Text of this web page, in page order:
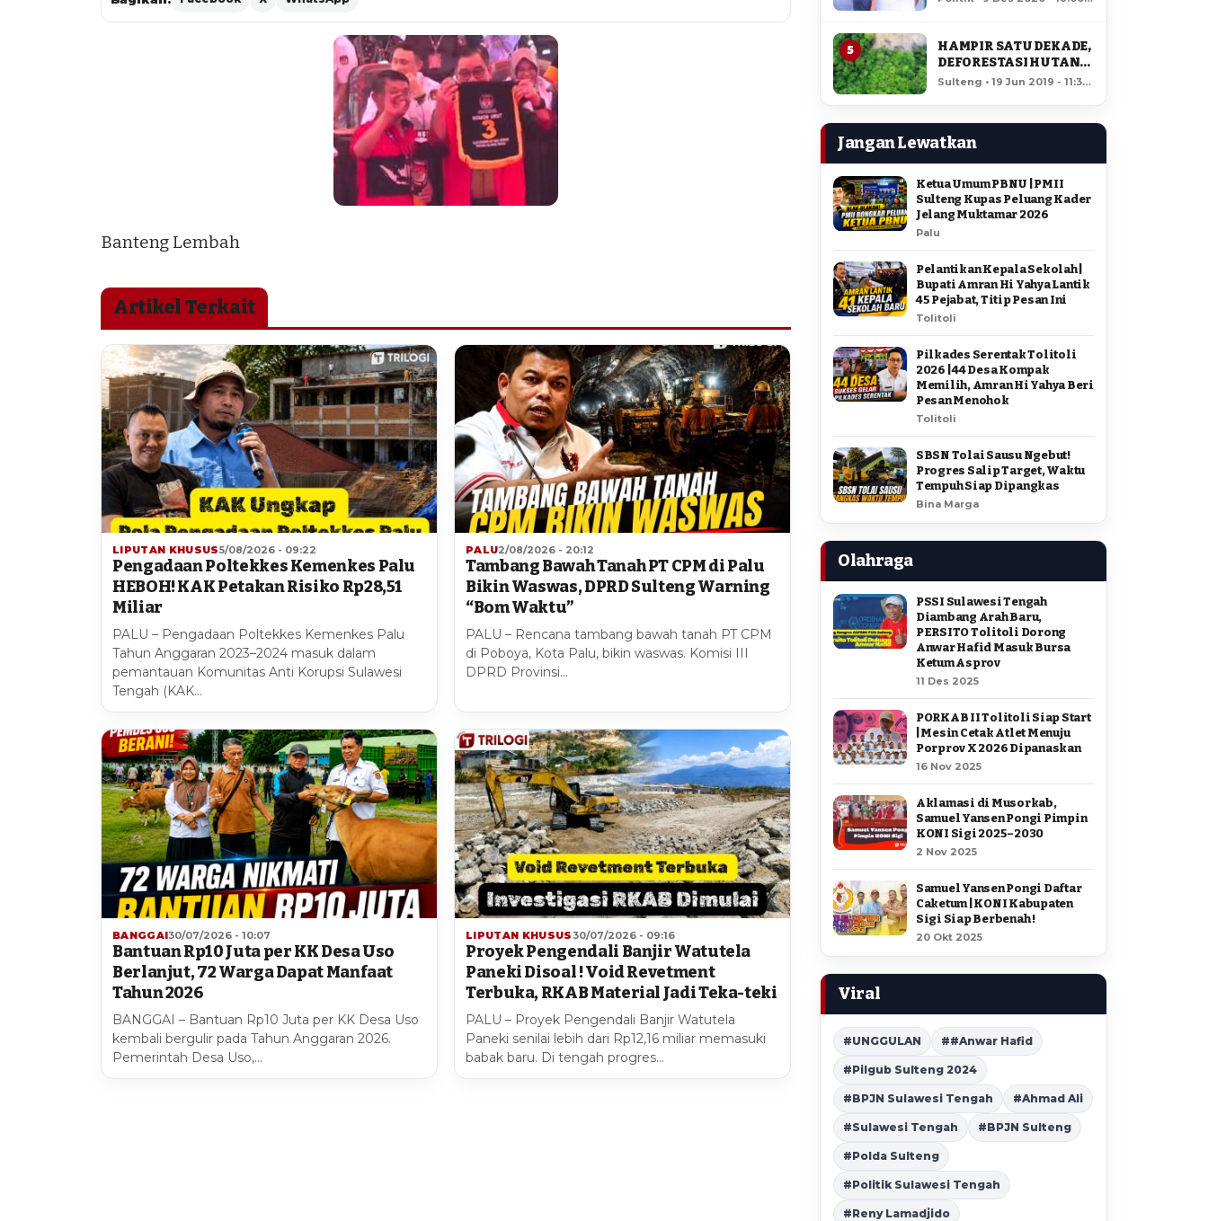
Banteng Lembah
Artikel Terkait
LIPUTAN KHUSUS5/08/2026 - 09:22
Pengadaan Poltekkes Kemenkes Palu
HEBOH! KAK Petakan Risiko Rp28,51
Miliar
PALU – Pengadaan Poltekkes Kemenkes Palu
Tahun Anggaran 2023–2024 masuk dalam
pemantauan Komunitas Anti Korupsi Sulawesi
Tengah (KAK…
PALU2/08/2026 - 20:12
Tambang Bawah Tanah PT CPM di Palu
Bikin Waswas, DPRD Sulteng Warning
“Bom Waktu”
PALU – Rencana tambang bawah tanah PT CPM
di Poboya, Kota Palu, bikin waswas. Komisi III
DPRD Provinsi…
BANGGAI30/07/2026 - 10:07
Bantuan Rp10 Juta per KK Desa Uso
Berlanjut, 72 Warga Dapat Manfaat
Tahun 2026
BANGGAI – Bantuan Rp10 Juta per KK Desa Uso
kembali bergulir pada Tahun Anggaran 2026.
Pemerintah Desa Uso,…
LIPUTAN KHUSUS 30/07/2026 - 09:16
Proyek Pengendali Banjir Watutela
Paneki Disoal ! Void Revetment
Terbuka, RKAB Material Jadi Teka-teki
PALU – Proyek Pengendali Banjir Watutela
Paneki senilai lebih dari Rp12,16 miliar memasuki
babak baru. Di tengah progres…
5
HAMPIR SATU DEKADE,
DEFORESTASI HUTAN
LORE LINDU MENCAPAI
Sulteng • 19 Jun 2019 - 11:34
Jangan Lewatkan
Ketua Umum PBNU | PMII
Sulteng Kupas Peluang Kader
Jelang Muktamar 2026
Palu
Pelantikan Kepala Sekolah |
Bupati Amran Hi Yahya Lantik
45 Pejabat, Titip Pesan Ini
Tolitoli
Pilkades Serentak Tolitoli
2026 | 44 Desa Kompak
Memilih, Amran Hi Yahya Beri
Pesan Menohok
Tolitoli
SBSN Tolai Sausu Ngebut!
Progres Salip Target, Waktu
Tempuh Siap Dipangkas
Bina Marga
Olahraga
PSSI Sulawesi Tengah
Diambang Arah Baru,
PERSITO Tolitoli Dorong
Anwar Hafid Masuk Bursa
Ketum Asprov
11 Des 2025
PORKAB II Tolitoli Siap Start
| Mesin Cetak Atlet Menuju
Porprov X 2026 Dipanaskan
16 Nov 2025
Aklamasi di Musorkab,
Samuel Yansen Pongi Pimpin
KONI Sigi 2025–2030
2 Nov 2025
Samuel Yansen Pongi Daftar
Caketum | KONI Kabupaten
Sigi Siap Berbenah !
20 Okt 2025
Viral
#UNGGULAN ##Anwar Hafid
#Pilgub Sulteng 2024
#BPJN Sulawesi Tengah #Ahmad Ali
#Sulawesi Tengah #BPJN Sulteng
#Polda Sulteng
#Politik Sulawesi Tengah
#Reny Lamadjido